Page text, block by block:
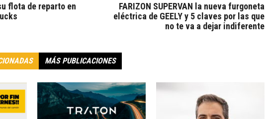
flota de reparto en
FARIZON SUPERVAN la nueva furgoneta
eléctrica de GEELY y 5 claves por las que
no te va a dejar indiferente
MÁS PUBLICACIONES